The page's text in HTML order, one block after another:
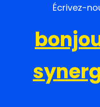
Écrivez-